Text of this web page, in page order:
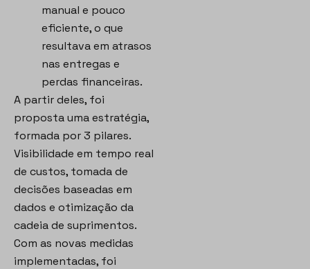
manual e pouco
eficiente, o que
resultava em atrasos
nas entregas e
perdas financeiras.
A partir deles, foi
proposta uma estratégia,
formada por 3 pilares.
Visibilidade em tempo real
de custos, tomada de
decisões baseadas em
dados e otimização da
cadeia de suprimentos.
Com as novas medidas
implementadas, foi